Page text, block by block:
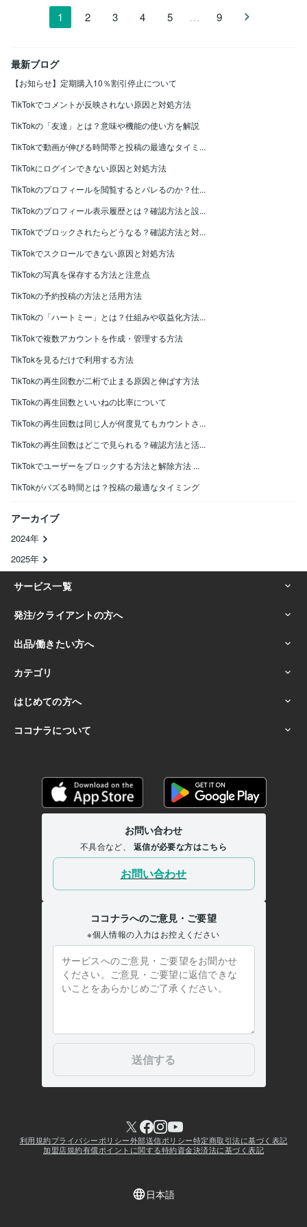
1 2 3 4 5 … 9
最新ブログ
【お知らせ】定期購入10％割引停止について
TikTokでコメントが反映されない原因と対処方法
TikTokの「友達」とは？意味や機能の使い方を解説
TikTokで動画が伸びる時間帯と投稿の最適なタイミ...
TikTokにログインできない原因と対処方法
TikTokのプロフィールを閲覧するとバレるのか？仕...
TikTokのプロフィール表示履歴とは？確認方法と設...
TikTokでブロックされたらどうなる？確認方法と対...
TikTokでスクロールできない原因と対処方法
TikTokの写真を保存する方法と注意点
TikTokの予約投稿の方法と活用方法
TikTokの「ハートミー」とは？仕組みや収益化方法...
TikTokで複数アカウントを作成・管理する方法
TikTokを見るだけで利用する方法
TikTokの再生回数が二桁で止まる原因と伸ばす方法
TikTokの再生回数といいねの比率について
TikTokの再生回数は同じ人が何度見てもカウントさ...
TikTokの再生回数はどこで見られる？確認方法と活...
TikTokでユーザーをブロックする方法と解除方法 ...
TikTokがバズる時間とは？投稿の最適なタイミング
アーカイブ
2024年
2025年